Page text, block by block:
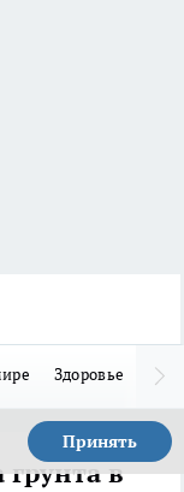
Здоровье
Принять
в